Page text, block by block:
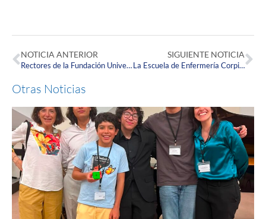
NOTICIA ANTERIOR
Rectores de la Fundación Universitaria Konrad Lorenz y la Fundación Universitaria Juan N. Corpas participan en el primer encuentro de la mesa de trabajo del sector salud
SIGUIENTE NOTICIA
La Escuela de Enfermería Corpista participó en la celebración de la Semana de la Lactancia Materna
Otras Noticias